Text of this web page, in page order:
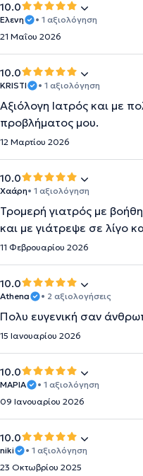
10.0
Ελενη
• 1 αξιολόγηση
21 Μαΐου 2026
10.0
KRISTI • 1 αξιολόγηση
Αξιόλογη Ιατρός και με
προβλήματος μου.
12 Μαρτίου 2026
10.0
Χαάρη• 1 αξιολόγηση
Τρομερή γιατρός με
και με γιάτρεψε σε λίγο
11 Φεβρουαρίου 2026
10.0
Athena • 2 αξιολογήσεις
Πολυ ευγενική σαν
15 Ιανουαρίου 2026
10.0
ΜΑΡΙΑ
• 1 αξιολόγηση
09 Ιανουαρίου 2026
10.0
niki
• 1 αξιολόγηση
23 Οκτωβρίου 2025